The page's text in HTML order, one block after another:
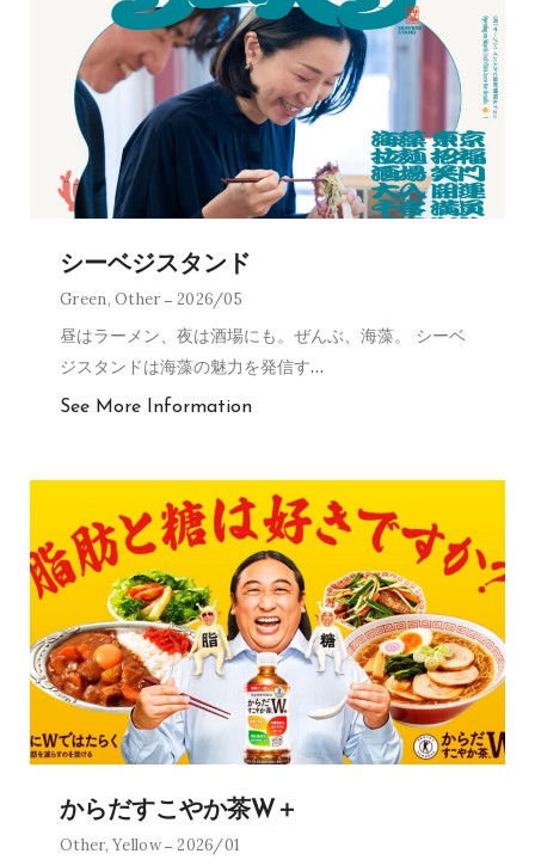
シーベジスタンド
Green,Other 2026/05
昼はラーメン、夜は酒場にも。ぜんぶ、海藻。 シーベ
ジスタンドは海藻の魅力を発信す…
See More Information
からだすこやか茶W＋
Other,Yellow 2026/01